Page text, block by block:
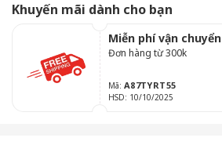
Khuyến mãi dành cho bạn
Miễn phí vận chuyển
Đơn hàng từ 300k
Mã: A87TYRT55
HSD: 10/10/2025